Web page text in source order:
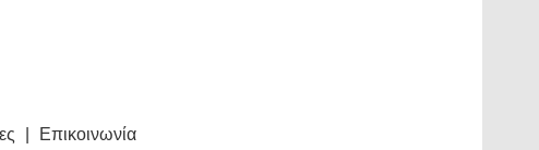
Επικοινωνία